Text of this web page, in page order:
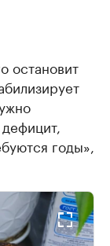
остановит
годы»,